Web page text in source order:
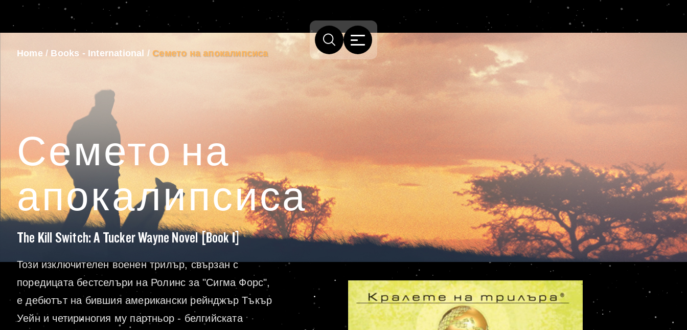
Home/ Books - International /Семето на апокалипсиса
Семето на
апокалипсиса
The Kill Switch: A Tucker Wayne Novel [Book I]
Този изключителен военен трилър, свързан с
поредицата бестселъри на Ролинс за "Сигма Форс",
е дебютът на бившия американски рейнджър Тъкър
Уейн и четириногия му партньор - белгийската